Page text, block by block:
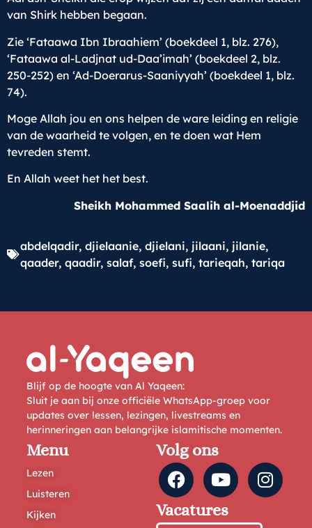
van Shirk hebben begaan.
Zie ‘Fataawa Ibn Ibraahiem’ (boekdeel 1, blz. 276),
‘Fataawa al-Ladjnat ud-Daa’imah’ (boekdeel 2, blz.
250-252) en ‘Ad-Doerarus-Saaniyyah’ (boekdeel 1, blz.
74).
Moge Allah jou en ons helpen de ware leiding en religie
van de waarheid te volgen, en te doen wat Hem
tevreden stemt.
En Allah weet het het best.
Sheikh Mohammed Saalih al-Moenaddjid
abdelqadir, djielaanie, djielani, jilaani, jilanie,
qaader, qaadir, salaf, soefi, sufi, tarieqah, tariqa
Blijf op de hoogte van Al Yaqeen:
Sluit je aan bij onze officiële WhatsApp-groep voor
updates over lessen, lezingen, livestreams en
herinneringen aan belangrijke islamitische momenten.
Menu
Lezen
Luisteren
Kijken
Volg ons
Vacatures